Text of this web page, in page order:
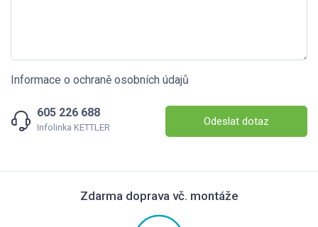
Informace o ochraně osobních údajů
605 226 688
Infolinka KETTLER Odeslat dotaz
Zdarma doprava vč. montáže